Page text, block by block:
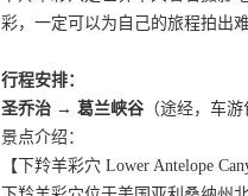
彩，一定可以为自己的旅程拍出
行程安排：
圣乔治 → 葛兰峡谷 （途经，车
景点介绍：
【下羚羊彩穴 Lower Antelope